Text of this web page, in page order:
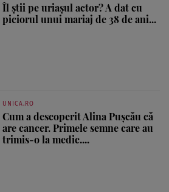
Îl știi pe uriașul actor? A dat cu
piciorul unui mariaj de 38 de ani...
UNICA.RO
Cum a descoperit Alina Pușcău că
are cancer. Primele semne care au
trimis-o la medic....